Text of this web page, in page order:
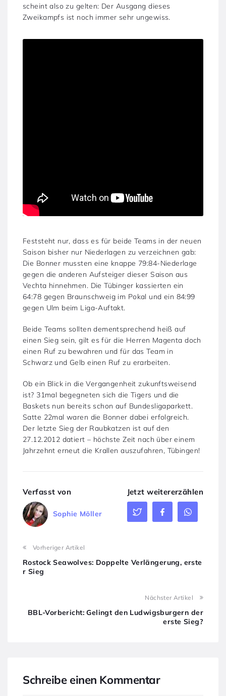
scheint also zu gelten: Der Ausgang dieses
Zweikampfs ist noch immer sehr ungewiss.
Feststeht nur, dass es für beide Teams in der neuen
Saison bisher nur Niederlagen zu verzeichnen gab:
Die Bonner mussten eine knappe 79:84-Niederlage
gegen die anderen Aufsteiger dieser Saison aus
Vechta hinnehmen. Die Tübinger kassierten ein
64:78 gegen Braunschweig im Pokal und ein 84:99
gegen Ulm beim Liga-Auftakt.
Beide Teams sollten dementsprechend heiß auf
einen Sieg sein, gilt es für die Herren Magenta doch
einen Ruf zu bewahren und für das Team in
Schwarz und Gelb einen Ruf zu erarbeiten.
Ob ein Blick in die Vergangenheit zukunftsweisend
ist? 31mal begegneten sich die Tigers und die
Baskets nun bereits schon auf Bundesligaparkett.
Satte 22mal waren die Bonner dabei erfolgreich.
Der letzte Sieg der Raubkatzen ist auf den
27.12.2012 datiert – höchste Zeit nach über einem
Jahrzehnt erneut die Krallen auszufahren, Tübingen!
Verfasst von
Sophie Möller
Jetzt weitererzählen
Vorheriger Artikel
Rostock Seawolves: Doppelte Verlängerung, erste
r Sieg
Nächster Artikel
BBL-Vorbericht: Gelingt den Ludwigsburgern der
erste Sieg?
Schreibe einen Kommentar